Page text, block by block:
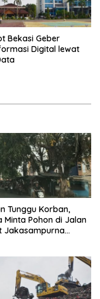
Bekasi Geber
Digital lewat
Tunggu Korban,
Minta Pohon di Jalan
Jakasampurna